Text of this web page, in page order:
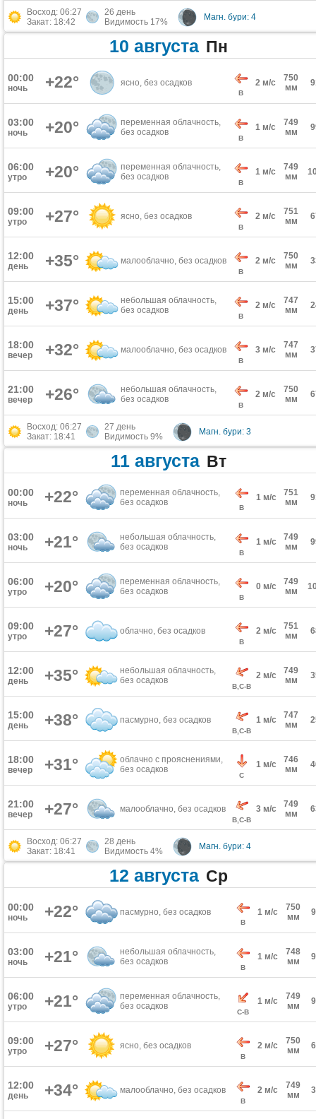
Восход: 06:27
Закат: 18:42
26 день
Видимость 17%
Магн. бури: 4
10 августа Пн
00:00
ночь +22° ясно, без осадков
В
2 м/с
750
мм
03:00
ночь +20°
переменная облачность,
без осадков
В
1 м/с
749
мм
06:00
утро +20°
переменная облачность,
без осадков
В
1 м/с
749
мм
09:00
утро +27° ясно, без осадков
В
2 м/с
751
мм
12:00
день +35° малооблачно, без осадков
В
2 м/с
750
мм
15:00
день +37°
небольшая облачность,
без осадков
В
2 м/с
747
мм
18:00
вечер +32° малооблачно, без осадков
В
3 м/с
747
мм
21:00
вечер +26°
небольшая облачность,
без осадков
В
2 м/с
750
мм
Восход: 06:27
Закат: 18:41
27 день
Видимость 9%
Магн. бури: 3
11 августа Вт
00:00
ночь +22°
переменная облачность,
без осадков
В
1 м/с
751
мм
03:00
ночь +21°
небольшая облачность,
без осадков
В
1 м/с
749
мм
06:00
утро +20°
переменная облачность,
без осадков
В
0 м/с
749
мм
09:00
утро +27° облачно, без осадков
В
2 м/с
751
мм
12:00
день +35°
небольшая облачность,
без осадков
В,С-В
2 м/с
749
мм
15:00
день +38° пасмурно, без осадков
В,С-В
1 м/с
747
мм
18:00
вечер +31°
облачно с прояснениями,
без осадков
С
1 м/с
746
мм
21:00
вечер +27° малооблачно, без осадков
В,С-В
3 м/с
749
мм
Восход: 06:27
Закат: 18:41
28 день
Видимость 4%
Магн. бури: 4
12 августа Ср
00:00
ночь +22° пасмурно, без осадков
В
1 м/с
750
мм
03:00
ночь +21°
небольшая облачность,
без осадков
В
1 м/с
748
мм
06:00
утро +21°
переменная облачность,
без осадков
С-В
1 м/с
749
мм
09:00
утро +27° ясно, без осадков
В
2 м/с
750
мм
12:00
день +34° малооблачно, без осадков
В
2 м/с
749
мм